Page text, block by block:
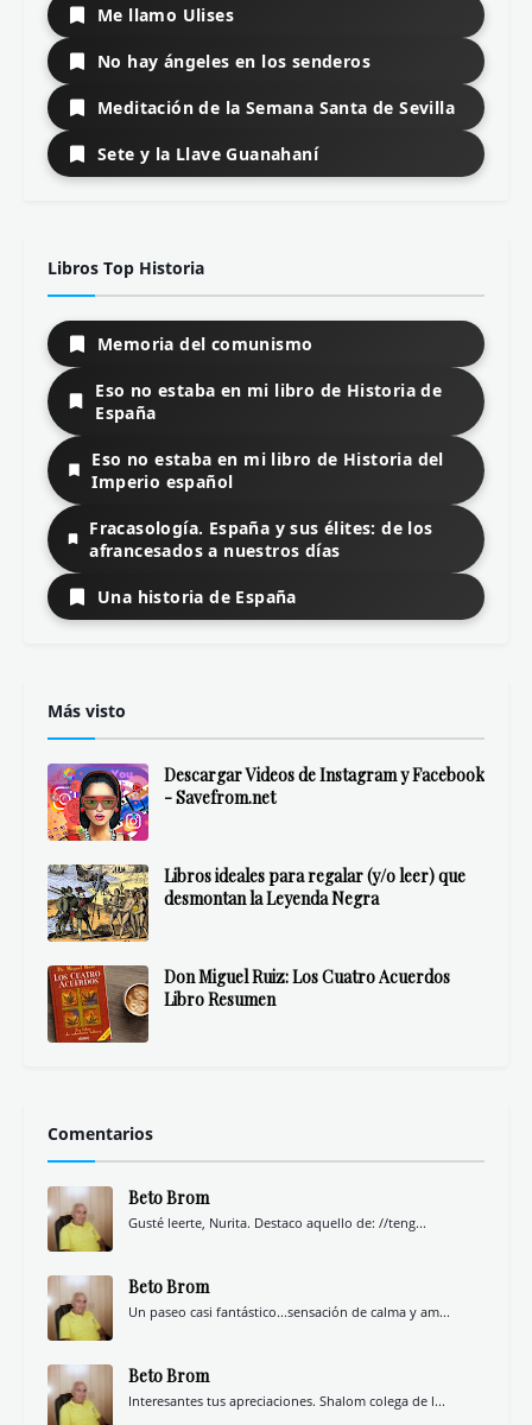
Me llamo Ulises
No hay ángeles en los senderos
Meditación de la Semana Santa de Sevilla
Sete y la Llave Guanahaní
Libros Top Historia
Memoria del comunismo
Eso no estaba en mi libro de Historia de
España
Eso no estaba en mi libro de Historia del
Imperio español
Fracasología. España y sus élites: de los
afrancesados a nuestros días
Una historia de España
Más visto
Descargar Videos de Instagram y Facebook
- Savefrom.net
Libros ideales para regalar (y/o leer) que
desmontan la Leyenda Negra
Don Miguel Ruiz: Los Cuatro Acuerdos
Libro Resumen
Comentarios
Beto Brom
Gusté leerte, Nurita. Destaco aquello de: //teng...
Beto Brom
Un paseo casi fantástico...sensación de calma y am...
Beto Brom
Interesantes tus apreciaciones. Shalom colega de l...